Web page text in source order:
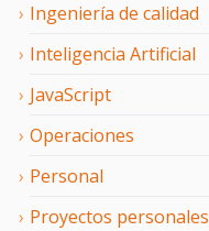
Ingeniería de calidad
Inteligencia Artificial
JavaScript
Operaciones
Personal
Proyectos personales